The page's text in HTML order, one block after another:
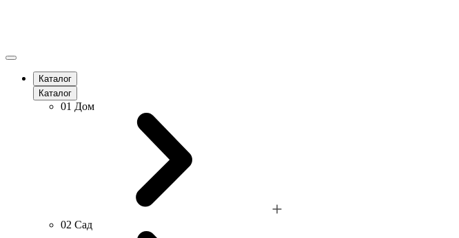
Каталог
Каталог
01 Дом
02 Сад